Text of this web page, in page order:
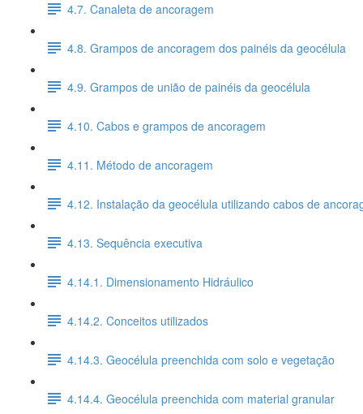
4.7. Canaleta de ancoragem
4.8. Grampos de ancoragem dos painéis da geocélula
4.9. Grampos de união de painéis da geocélula
4.10. Cabos e grampos de ancoragem
4.11. Método de ancoragem
4.12. Instalação da geocélula utilizando cabos de
4.13. Sequência executiva
4.14.1. Dimensionamento Hidráulico
4.14.2. Conceitos utilizados
4.14.3. Geocélula preenchida com solo e vegetação
4.14.4. Geocélula preenchida com material granular